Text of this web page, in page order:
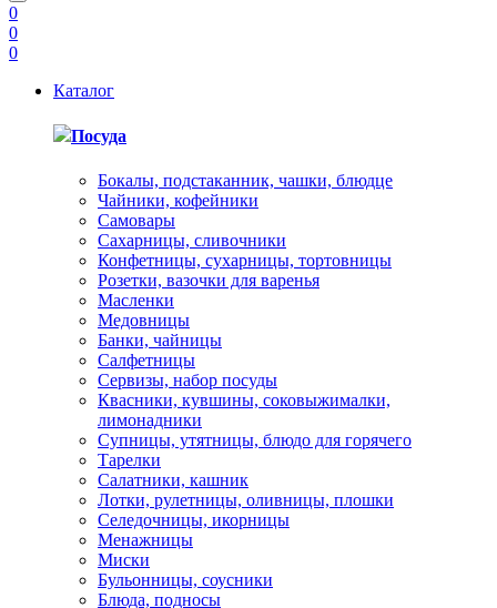
0
0
0
Каталог
Посуда
Бокалы, подстаканник, чашки, блюдце
Чайники, кофейники
Самовары
Сахарницы, сливочники
Конфетницы, сухарницы, тортовницы
Розетки, вазочки для варенья
Масленки
Медовницы
Банки, чайницы
Салфетницы
Сервизы, набор посуды
Квасники, кувшины, соковыжималки,
лимонадники
Супницы, утятницы, блюдо для горячего
Тарелки
Салатники, кашник
Лотки, рулетницы, оливницы, плошки
Селедочницы, икорницы
Менажницы
Миски
Бульонницы, соусники
Блюда, подносы